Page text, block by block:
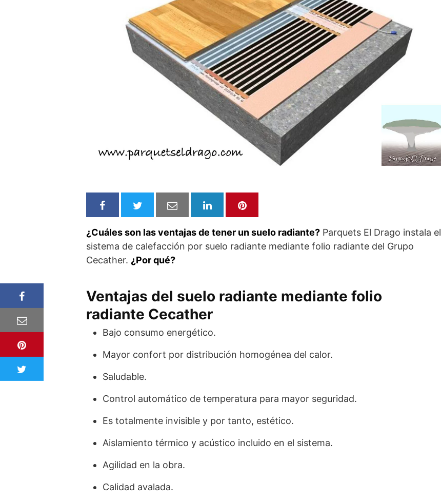
¿Cuáles son las ventajas de tener un suelo radiante? Parquets El Drago instala el
sistema de calefacción por suelo radiante mediante folio radiante del Grupo
Cecather. ¿Por qué?
Ventajas del suelo radiante mediante folio
radiante Cecather
Bajo consumo energético.
Mayor confort por distribución homogénea del calor.
Saludable.
Control automático de temperatura para mayor seguridad.
Es totalmente invisible y por tanto, estético.
Aislamiento térmico y acústico incluido en el sistema.
Agilidad en la obra.
Calidad avalada.